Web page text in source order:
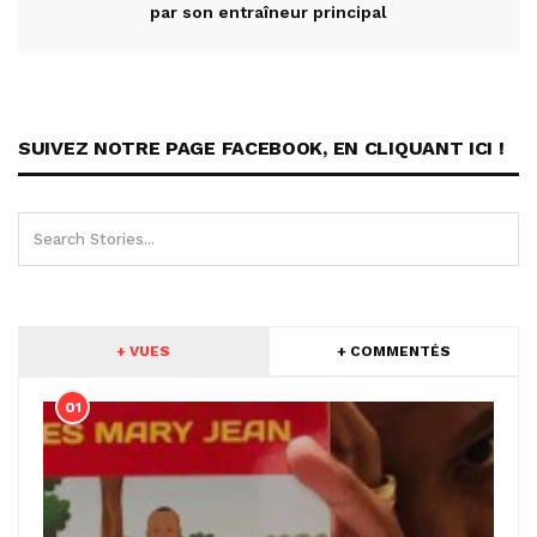
par son entraîneur principal
SUIVEZ NOTRE PAGE FACEBOOK, EN CLIQUANT ICI !
+ VUES + COMMENTÉS
01